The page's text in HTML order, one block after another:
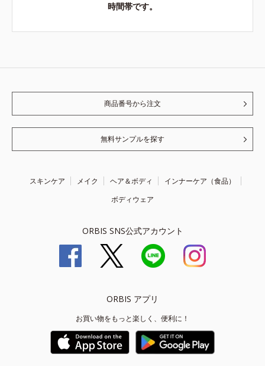
時間帯です。
商品番号から注文
無料サンプルを探す
スキンケア メイク ヘア＆ボディ
インナーケア（食品）
ボディウェア
ORBIS SNS公式アカウント
ORBIS アプリ
お買い物をもっと楽しく、便利に！